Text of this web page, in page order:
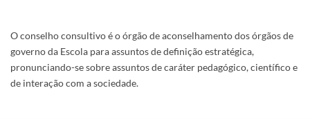
O conselho consultivo é o órgão de aconselhamento dos órgãos de
governo da Escola para assuntos de definição estratégica,
pronunciando-se sobre assuntos de caráter pedagógico, científico e
de interação com a sociedade.